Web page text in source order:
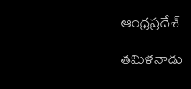
ఆంధ్రప్రదేశ్
తమిళనాడు